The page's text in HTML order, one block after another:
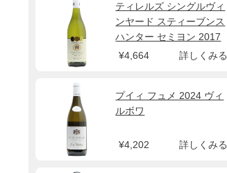
ティレルズ シングルヴィ
ンヤード スティーブンス
ハンター セミヨン 2017
¥4,664
詳しくみる
プイィ フュメ 2024 ヴィ
ルボワ
¥4,202 詳しくみる